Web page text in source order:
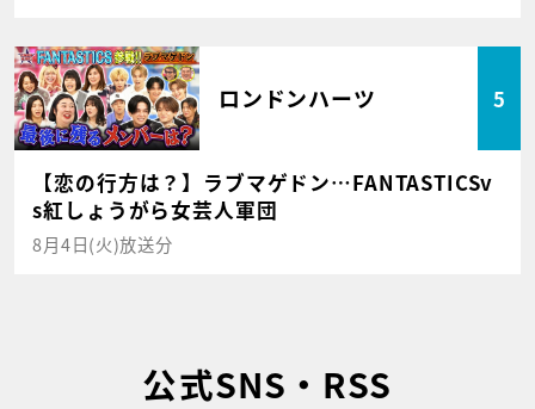
ロンドンハーツ 5
【恋の行方は？】ラブマゲドン…FANTASTICSv
s紅しょうがら女芸人軍団
8月4日(火)放送分
公式SNS・RSS